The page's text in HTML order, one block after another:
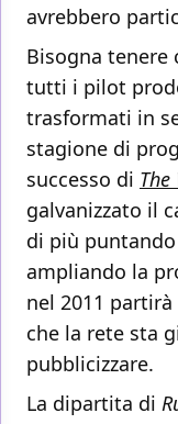
avrebbero
Bisogna
tutti i pilot
trasformati in
stagione di
successo di
galvanizzato il
di più
ampliando la
nel 2011
che la rete sta
pubblicizzare.
La dipartita di